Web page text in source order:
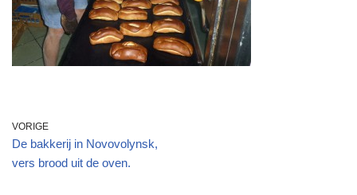
VORIGE
De bakkerij in Novovolynsk,
vers brood uit de oven.